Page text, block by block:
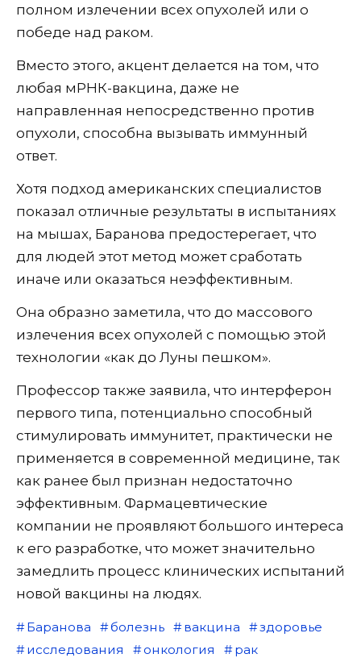
полном излечении всех опухолей или о
победе над раком.
Вместо этого, акцент делается на том, что
любая мРНК-вакцина, даже не
направленная непосредственно против
опухоли, способна вызывать иммунный
ответ.
Хотя подход американских специалистов
показал отличные результаты в испытаниях
на мышах, Баранова предостерегает, что
для людей этот метод может сработать
иначе или оказаться неэффективным.
Она образно заметила, что до массового
излечения всех опухолей с помощью этой
технологии «как до Луны пешком».
Профессор также заявила, что интерферон
первого типа, потенциально способный
стимулировать иммунитет, практически не
применяется в современной медицине, так
как ранее был признан недостаточно
эффективным. Фармацевтические
компании не проявляют большого интереса
к его разработке, что может значительно
замедлить процесс клинических испытаний
новой вакцины на людях.
Баранова болезнь вакцина
здоровье
исследования
онкология рак